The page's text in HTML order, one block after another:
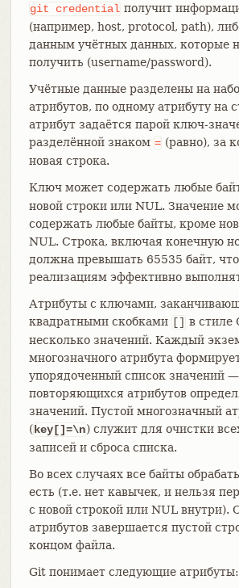
git
credential получит
(например, host, protocol, path),
данным учётных данных, которые
получить (username/password).
Учётные данные разделены на
атрибутов, по одному атрибуту на
атрибут задаётся парой ключ-
разделённой знаком = (равно), за
новая строка.
Ключ может содержать любые
новой строки или NUL. Значение
содержать любые байты, кроме
NUL. Строка, включая конечную
должна превышать 65535 байт,
реализациям эффективно
Атрибуты с ключами,
квадратными скобками [] в стиле
несколько значений. Каждый
многозначного атрибута
упорядоченный список значений
повторяющихся атрибутов
значений. Пустой многозначный
( key[]=\n) служит для очистки
записей и сброса списка.
Во всех случаях все байты
есть (т.е. нет кавычек, и нельзя
с новой строкой или NUL внутри).
атрибутов завершается пустой
концом файла.
Git понимает следующие атрибуты: